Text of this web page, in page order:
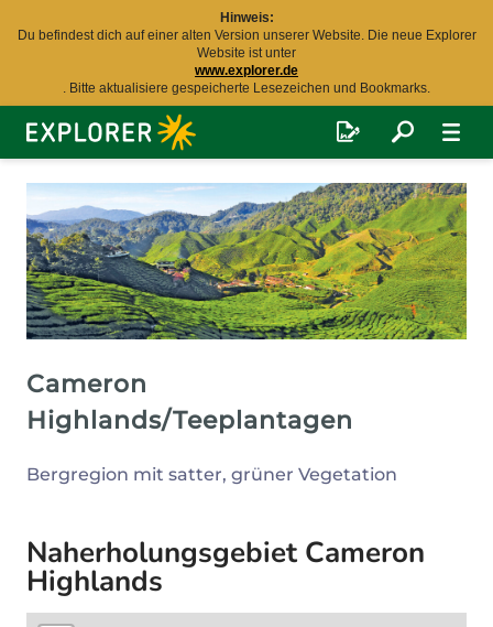
Hinweis:
Du befindest dich auf einer alten Version unserer Website. Die neue Explorer
Website ist unter
www.explorer.de
. Bitte aktualisiere gespeicherte Lesezeichen und Bookmarks.
Explorer
Fernreisen
Cameron
Highlands/Teeplantagen
Bergregion mit satter, grüner Vegetation
Naherholungsgebiet Cameron
Highlands